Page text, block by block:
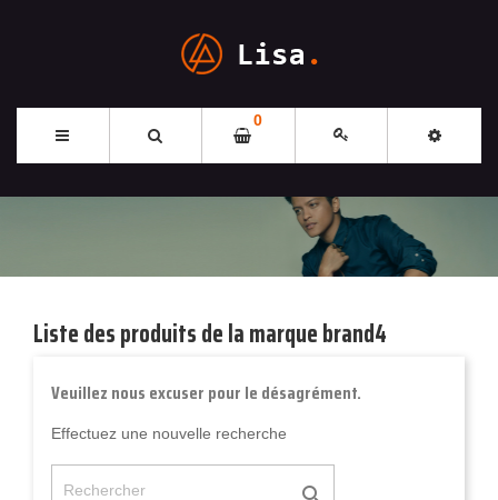
0
Liste des produits de la marque brand4
Veuillez nous excuser pour le désagrément.
Effectuez une nouvelle recherche